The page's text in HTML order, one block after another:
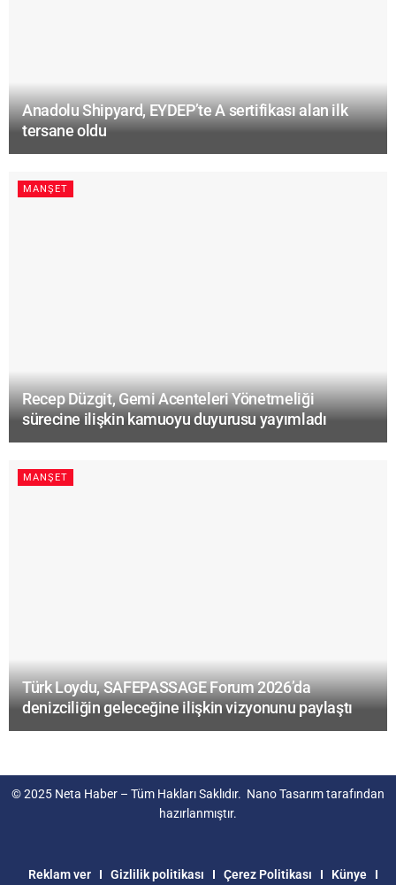
Anadolu Shipyard, EYDEP’te A sertifikası alan ilk
tersane oldu
MANŞET
Recep Düzgit, Gemi Acenteleri Yönetmeliği
sürecine ilişkin kamuoyu duyurusu yayımladı
MANŞET
Türk Loydu, SAFEPASSAGE Forum 2026’da
denizciliğin geleceğine ilişkin vizyonunu paylaştı
© 2025 Neta Haber – Tüm Hakları Saklıdır. Nano Tasarımtarafından
hazırlanmıştır.
Reklam ver Gizlilik politikası Çerez Politikası Künye